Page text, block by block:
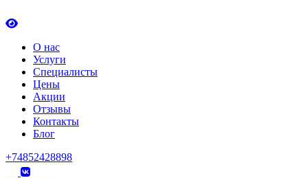
О нас
Услуги
Специалисты
Цены
Акции
Отзывы
Контакты
Блог
+74852428898